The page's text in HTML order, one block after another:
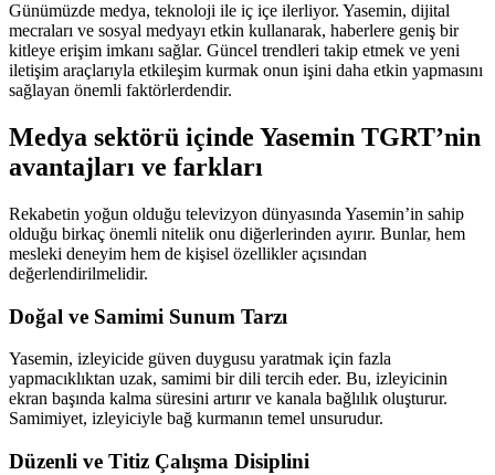
Günümüzde medya, teknoloji ile iç içe ilerliyor. Yasemin, dijital
mecraları ve sosyal medyayı etkin kullanarak, haberlere geniş bir
kitleye erişim imkanı sağlar. Güncel trendleri takip etmek ve yeni
iletişim araçlarıyla etkileşim kurmak onun işini daha etkin yapmasını
sağlayan önemli faktörlerdendir.
Medya sektörü içinde Yasemin TGRT’nin
avantajları ve farkları
Rekabetin yoğun olduğu televizyon dünyasında Yasemin’in sahip
olduğu birkaç önemli nitelik onu diğerlerinden ayırır. Bunlar, hem
mesleki deneyim hem de kişisel özellikler açısından
değerlendirilmelidir.
Doğal ve Samimi Sunum Tarzı
Yasemin, izleyicide güven duygusu yaratmak için fazla
yapmacıklıktan uzak, samimi bir dili tercih eder. Bu, izleyicinin
ekran başında kalma süresini artırır ve kanala bağlılık oluşturur.
Samimiyet, izleyiciyle bağ kurmanın temel unsurudur.
Düzenli ve Titiz Çalışma Disiplini